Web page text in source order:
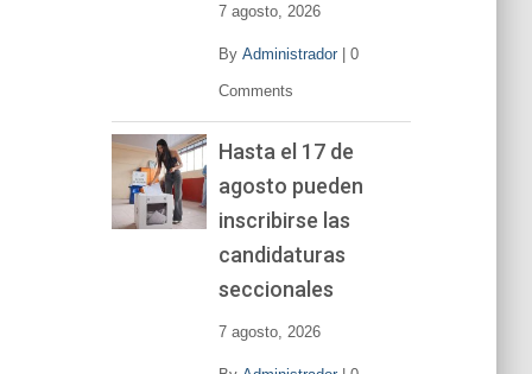
7 agosto, 2026
By Administrador| 0
Comments
Hasta el 17 de
agosto pueden
inscribirse las
candidaturas
seccionales
7 agosto, 2026